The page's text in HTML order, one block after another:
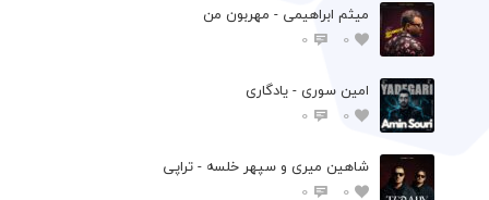
میثم ابراهیمی - مهربون من
0
0
امین سوری - یادگاری
0
0
شاهین میری و سپهر خلسه - تراپی
0
0